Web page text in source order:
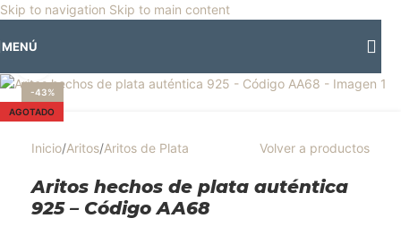
Skip to navigation Skip to main content
🎡Horario especial por vacaciones agostinas
MENÚ
-43%
AGOTADO
Inicio/Aritos/Aritos de Plata Volver a productos
Aritos hechos de plata auténtica
925 – Código AA68